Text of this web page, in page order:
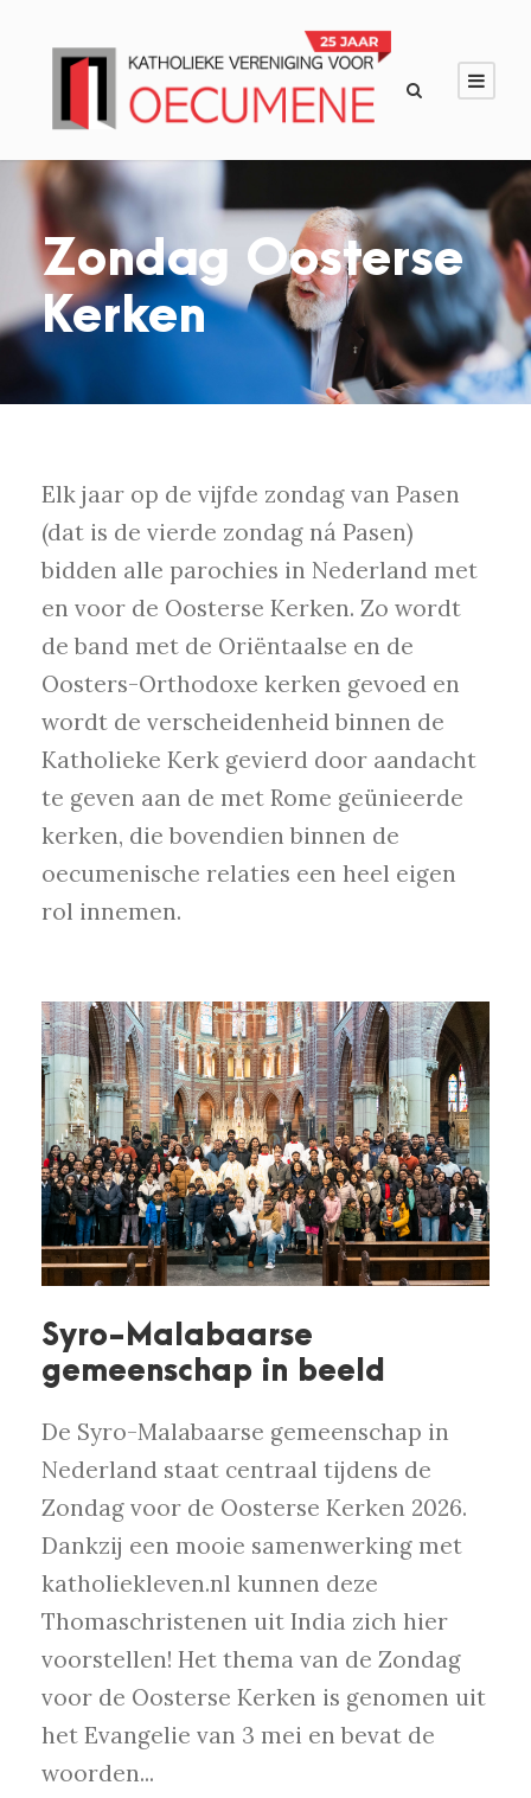
Zondag Oosterse
Kerken
Elk jaar op de vijfde zondag van Pasen
(dat is de vierde zondag ná Pasen)
bidden alle parochies in Nederland met
en voor de Oosterse Kerken. Zo wordt
de band met de Oriëntaalse en de
Oosters-Orthodoxe kerken gevoed en
wordt de verscheidenheid binnen de
Katholieke Kerk gevierd door aandacht
te geven aan de met Rome geünieerde
kerken, die bovendien binnen de
oecumenische relaties een heel eigen
rol innemen.
Syro-Malabaarse
gemeenschap in beeld
De Syro-Malabaarse gemeenschap in
Nederland staat centraal tijdens de
Zondag voor de Oosterse Kerken 2026.
Dankzij een mooie samenwerking met
katholiekleven.nl kunnen deze
Thomaschristenen uit India zich hier
voorstellen! Het thema van de Zondag
voor de Oosterse Kerken is genomen uit
het Evangelie van 3 mei en bevat de
woorden...